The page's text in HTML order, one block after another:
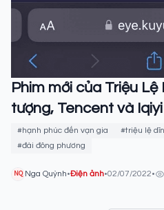
Phim mới của Triệu
tượng, Tencent và
động 'ăn theo'
#hạnh phúc đến vạn gia #triệu lệ
#đài đông phương
NQ Nga Quỳnh•Điện ảnh•02/07/2022•